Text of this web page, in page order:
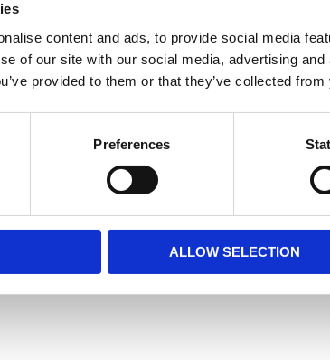
content and ads, to provide social media
of our site with our social media, advertising
provided to them or that they’ve collected
Preferences
ALLOW SELECTION
Visa